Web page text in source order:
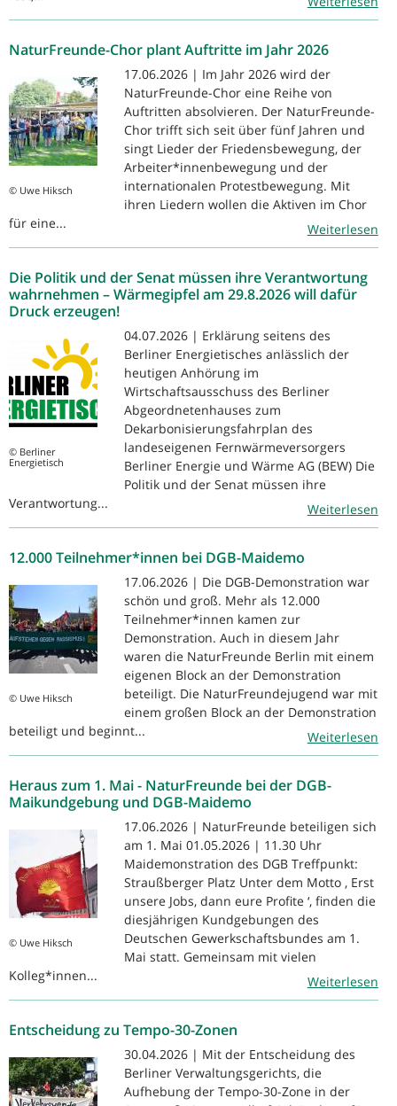
NaturFreunde-Chor plant Auftritte im Jahr 2026
© Uwe Hiksch
17.06.2026 | Im Jahr 2026 wird der
NaturFreunde-Chor eine Reihe von
Auftritten absolvieren. Der NaturFreunde-
Chor trifft sich seit über fünf Jahren und
singt Lieder der Friedensbewegung, der
Arbeiter*innenbewegung und der
internationalen Protestbewegung. Mit
ihren Liedern wollen die Aktiven im Chor
für eine...
Weiterlesen
Die Politik und der Senat müssen ihre Verantwortung
wahrnehmen – Wärmegipfel am 29.8.2026 will dafür
Druck erzeugen!
© Berliner
Energietisch
04.07.2026 | Erklärung seitens des
Berliner Energietisches anlässlich der
heutigen Anhörung im
Wirtschaftsausschuss des Berliner
Abgeordnetenhauses zum
Dekarbonisierungsfahrplan des
landeseigenen Fernwärmeversorgers
Berliner Energie und Wärme AG (BEW) Die
Politik und der Senat müssen ihre
Verantwortung...
Weiterlesen
12.000 Teilnehmer*innen bei DGB-Maidemo
© Uwe Hiksch
17.06.2026 | Die DGB-Demonstration war
schön und groß. Mehr als 12.000
Teilnehmer*innen kamen zur
Demonstration. Auch in diesem Jahr
waren die NaturFreunde Berlin mit einem
eigenen Block an der Demonstration
beteiligt. Die NaturFreundejugend war mit
einem großen Block an der Demonstration
beteiligt und beginnt...
Weiterlesen
Heraus zum 1. Mai - NaturFreunde bei der DGB-
Maikundgebung und DGB-Maidemo
© Uwe Hiksch
17.06.2026 | NaturFreunde beteiligen sich
am 1. Mai 01.05.2026 | 11.30 Uhr
Maidemonstration des DGB Treffpunkt:
Straußberger Platz Unter dem Motto ‚ Erst
unsere Jobs, dann eure Profite ‘, finden die
diesjährigen Kundgebungen des
Deutschen Gewerkschaftsbundes am 1.
Mai statt. Gemeinsam mit vielen
Kolleg*innen...
Weiterlesen
Entscheidung zu Tempo-30-Zonen
30.04.2026 | Mit der Entscheidung des
Berliner Verwaltungsgerichts, die
Aufhebung der Tempo-30-Zone in der